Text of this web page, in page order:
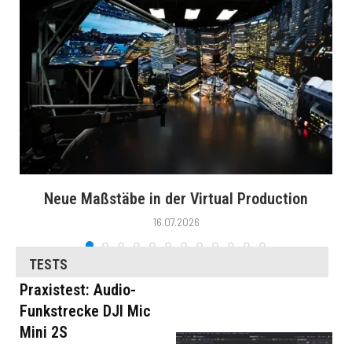
Neue Maßstäbe in der Virtual Production
16.07.2026
TESTS
Praxistest: Audio-
Funkstrecke DJI Mic
Mini 2S